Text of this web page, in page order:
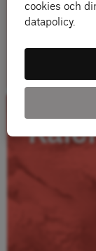
cookies och
datapolicy.